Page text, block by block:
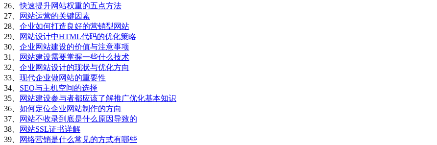
26、快速提升网站权重的五点方法
27、
网站运营的关键因素
28、 企业如何打造良好的营销型网站
29、
网站设计中HTML代码的优化策略
30、 企业网站建设的价值与注意事项
31、
网站建设需要掌握一些什么技术
32、 企业网站设计的现状与优化方向
33、 现代企业做网站的重要性
34、 SEO与主机空间的选择
35、
网站建设参与者都应该了解推广优化基本知识
36、 如何定位企业网站制作的方向
37、
网站不收录到底是什么原因导致的
38、
网站SSL证书详解
39、
网络营销是什么常见的方式有哪些